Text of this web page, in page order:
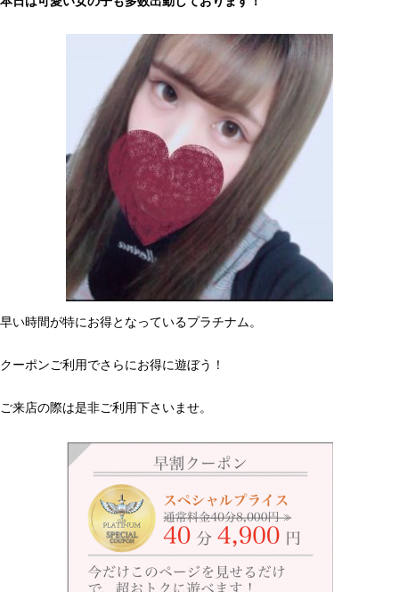
早い時間が特にお得となっているプラチナム。
クーポンご利用でさらにお得に遊ぼう！
ご来店の際は是非ご利用下さいませ。